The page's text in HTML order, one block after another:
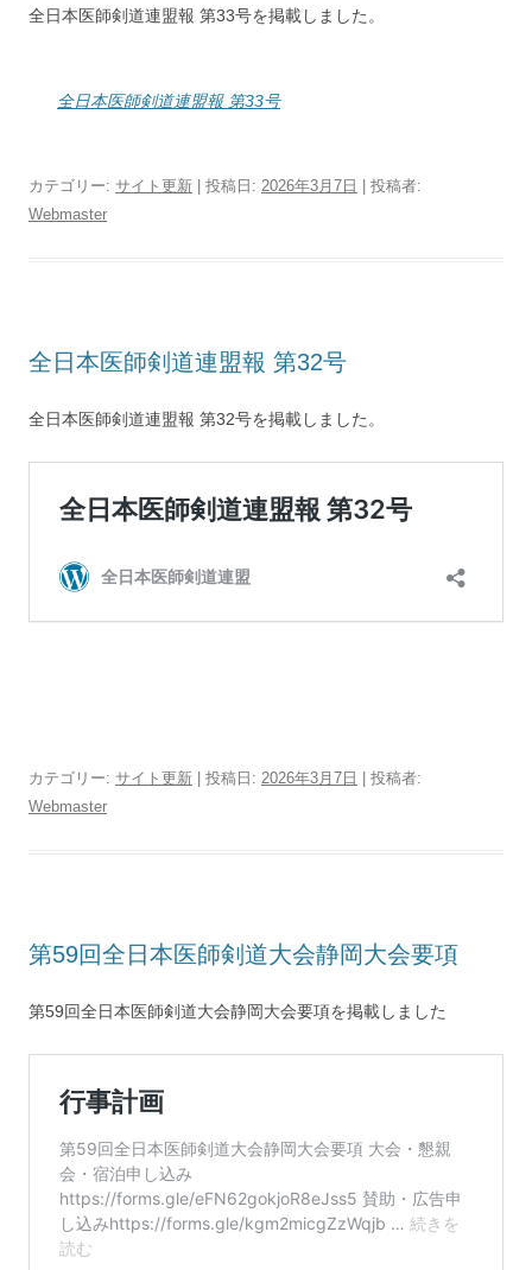
全日本医師剣道連盟報 第33号を掲載しました。
全日本医師剣道連盟報 第33号
カテゴリー: サイト更新 | 投稿日: 2026年3月7日
投稿者:
Webmaster
全日本医師剣道連盟報 第32号
全日本医師剣道連盟報 第32号を掲載しました。
カテゴリー: サイト更新 | 投稿日: 2026年3月7日
投稿者:
Webmaster
第59回全日本医師剣道大会静岡大会要項
第59回全日本医師剣道大会静岡大会要項を掲載しました